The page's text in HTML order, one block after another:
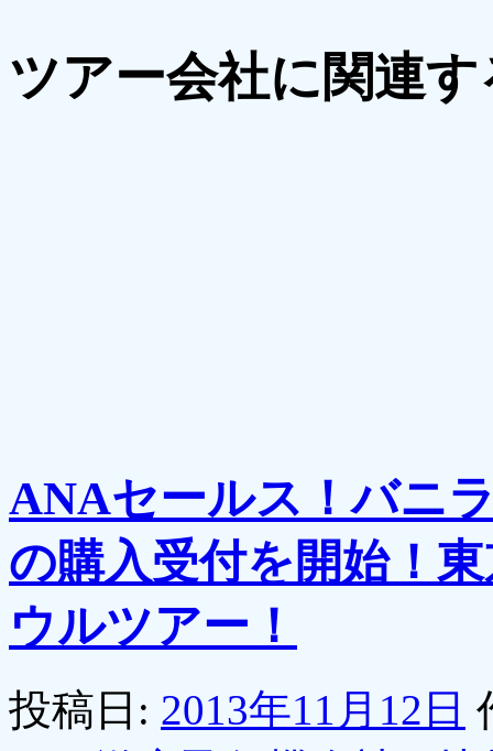
ツアー会社に関連
ANAセールス！バニ
の購入受付を開始！
ウルツアー！
投稿日: 2013年11月12日